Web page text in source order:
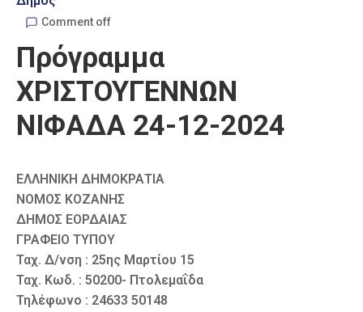
Comment off
Πρόγραμμα
ΧΡΙΣΤΟΥΓΕΝΝΩΝ
ΝΙΦΑΔΑ 24-12-2024
ΕΛΛΗΝΙΚΗ ΔΗΜΟΚΡΑΤΙΑ
ΝΟΜΟΣ ΚΟΖΑΝΗΣ
ΔΗΜΟΣ ΕΟΡΔΑΙΑΣ
ΓΡΑΦΕΙΟ ΤΥΠΟΥ
Ταχ. Δ/νση : 25ης Μαρτίου 15
Ταχ. Κωδ. : 50200- Πτολεμαΐδα
Τηλέφωνο : 24633 50148